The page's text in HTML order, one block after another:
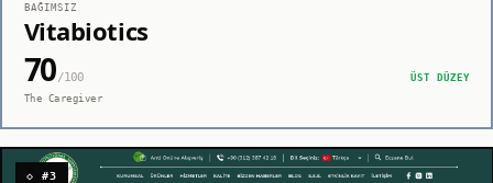
BAĞIMSIZ
Vitabiotics
70/100
ÜST DÜZEY
The Caregiver
◇ #3